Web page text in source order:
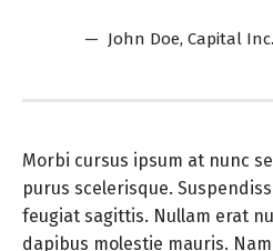
John Doe, Capital Inc.
Morbi cursus ipsum at nunc
purus scelerisque.
feugiat sagittis. Nullam erat
dapibus molestie mauris.